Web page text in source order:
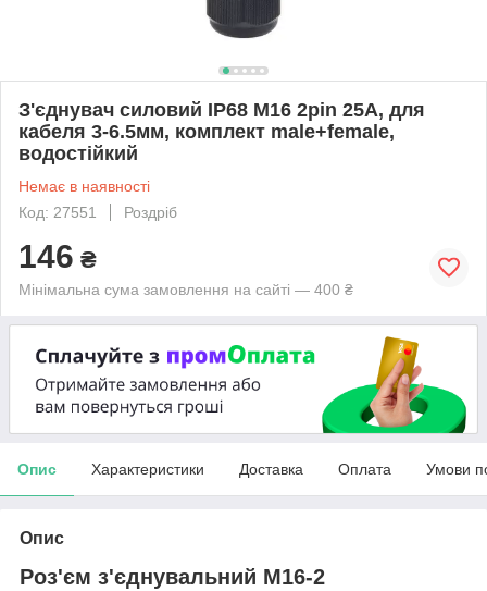
З'єднувач силовий IP68 M16 2pin 25A, для
кабеля 3-6.5мм, комплект male+female,
водостійкий
Немає в наявності
Код: 27551
Роздріб
146 ₴
Мінімальна сума замовлення на сайті — 400 ₴
Опис Характеристики Доставка Оплата Умови
Опис
Роз'єм з'єднувальний M16-2